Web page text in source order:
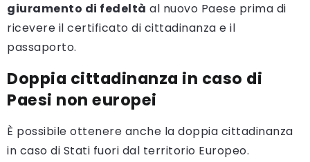
giuramento di fedeltà al nuovo Paese prima di
ricevere il certificato di cittadinanza e il
passaporto.
Doppia cittadinanza in caso di
Paesi non europei
È possibile ottenere anche la doppia cittadinanza
in caso di Stati fuori dal territorio Europeo.